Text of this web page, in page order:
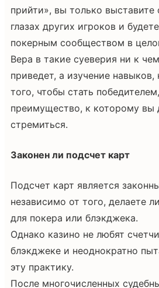
прийти», вы только выставите
глазах других игроков и
покерным сообществом в
Вера в такие суеверия ни к
приведет, а изучение
того, чтобы стать
преимущество, к которому вы
стремиться.
Законен ли подсчет карт
Подсчет карт является
независимо от того, делаете
для покера или блэкджека.
Однако казино не любят
блэкджеке и неоднократно
эту практику.
После многочисленных